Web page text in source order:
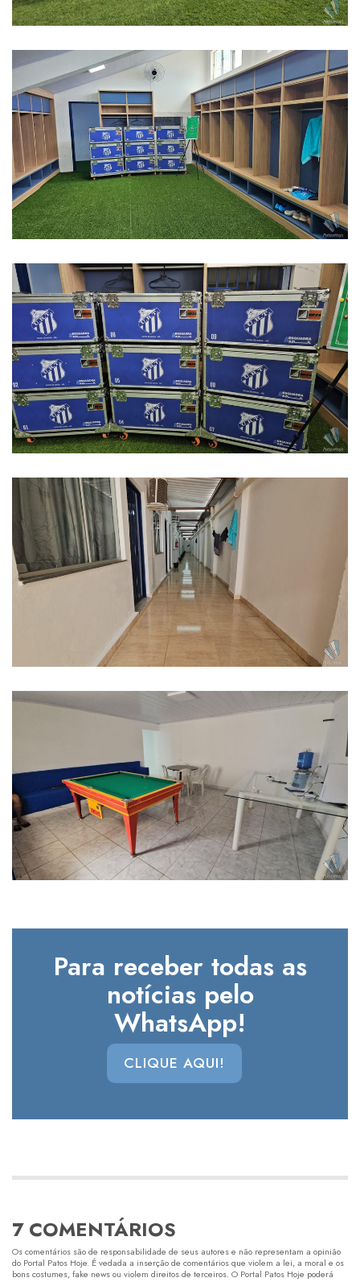
Para receber todas as
notícias pelo
WhatsApp!
CLIQUE AQUI!
7 COMENTÁRIOS
Os comentários são de responsabilidade de seus autores e não representam a opinião
do Portal Patos Hoje. É vedada a inserção de comentários que violem a lei, a moral e os
bons costumes, fake news ou violem direitos de terceiros. O Portal Patos Hoje poderá